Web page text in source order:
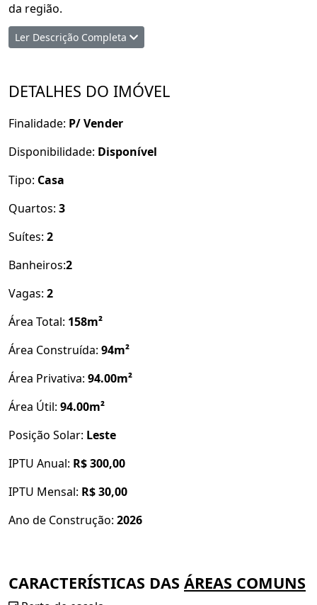
da região.
Diferenciais do Empreendimento
Unidades planas
Terrenos a partir de 158 m²
Área construída a partir de 94,74 m²
Pé-direito elevado
3 quartos, sendo 2 suítes (1 reversível)
Sala de estar integrada à cozinha
Área de serviço
Financiamento facilitado pelos principais bancos:
Bradesco e Banco Santander Brasil.
do aluguel com qualidade e valorização garantida.
Ler Descrição Completa
DETALHES DO IMÓVEL
Finalidade: P/ Vender
Disponibilidade: Disponível
Tipo: Casa
Quartos: 3
Suítes: 2
Banheiros:2
Vagas: 2
Área Total: 158m²
Área Construída: 94m²
Área Privativa: 94.00m²
Área Útil: 94.00m²
Posição Solar: Leste
IPTU Anual: R$ 300,00
IPTU Mensal: R$ 30,00
Ano de Construção: 2026
CARACTERÍSTICAS DAS ÁREAS COMUNS